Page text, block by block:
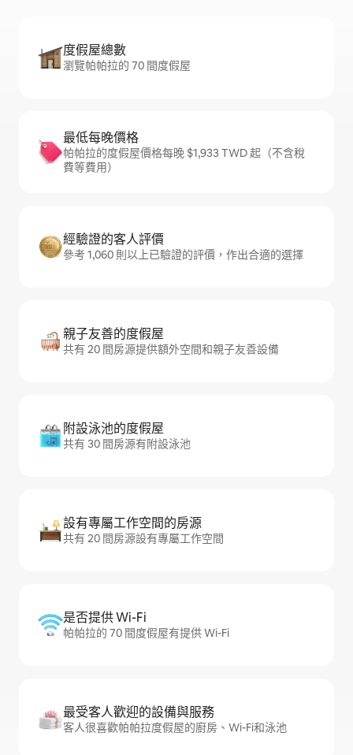
度假屋總數
瀏覽帕帕拉的 70 間度假屋
最低每晚價格
帕帕拉的度假屋價格每晚 $1,933 TWD 起（不含稅
費等費用）
經驗證的客人評價
參考 1,060 則以上已驗證的評價，作出合適的選擇
親子友善的度假屋
共有 20 間房源提供額外空間和親子友善設備
附設泳池的度假屋
共有 30 間房源有附設泳池
設有專屬工作空間的房源
共有 20 間房源設有專屬工作空間
是否提供 Wi-Fi
帕帕拉的 70 間度假屋有提供 Wi-Fi
最受客人歡迎的設備與服務
客人很喜歡帕帕拉度假屋的廚房、Wi-Fi和泳池